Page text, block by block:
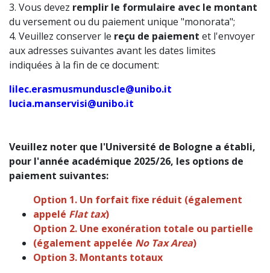
3. Vous devez remplir le formulaire avec le montant
du versement ou du paiement unique "monorata";
4. Veuillez conserver le reçu de paiement et l'envoyer
aux adresses suivantes avant les dates limites
indiquées à la fin de ce document:
lilec.erasmusmunduscle@unibo.it
lucia.manservisi@unibo.it
Veuillez noter que l'Université de Bologne a établi,
pour l'année académique 2025/26, les options de
paiement suivantes:
Option 1. Un forfait fixe réduit (également
appelé Flat tax)
Option 2. Une exonération totale ou partielle
(également appelée No Tax Area)
Option 3. Montants totaux